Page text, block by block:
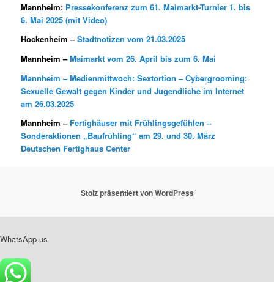
Mannheim: Pressekonferenz zum 61. Maimarkt-Turnier 1. bis
6. Mai 2025 (mit Video)
Hockenheim – Stadtnotizen vom 21.03.2025
Mannheim – Maimarkt vom 26. April bis zum 6. Mai
Mannheim –Medienmittwoch: Sextortion – Cybergrooming:
Sexuelle Gewalt gegen Kinder und Jugendliche im Internet
am 26.03.2025
Mannheim – Fertighäuser mit Frühlingsgefühlen –
Sonderaktionen „Baufrühling“ am 29. und 30. März
Deutschen Fertighaus Center
Stolz präsentiert von WordPress
WhatsApp us